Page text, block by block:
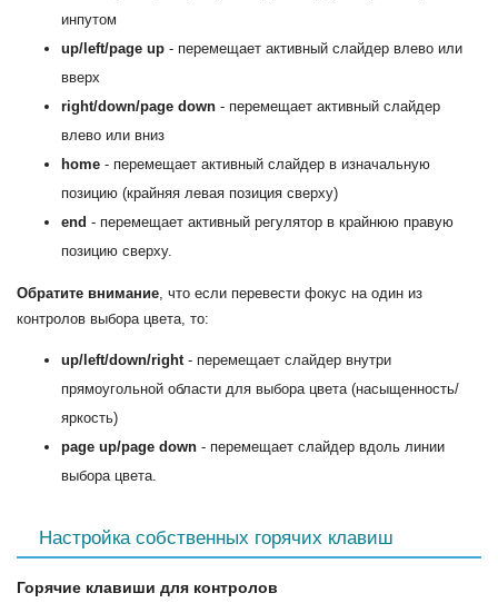
инпутом
up/left/page up - перемещает активный слайдер влево или
вверх
right/down/page down - перемещает активный слайдер
влево или вниз
home - перемещает активный слайдер в изначальную
позицию (крайняя левая позиция сверху)
end - перемещает активный регулятор в крайнюю правую
позицию сверху.
Обратите внимание , что если перевести фокус на один из
контролов выбора цвета, то:
up/left/down/right - перемещает слайдер внутри
прямоугольной области для выбора цвета (насыщенность/
яркость)
page up/page down - перемещает слайдер вдоль линии
выбора цвета.
Настройка собственных горячих клавиш
Горячие клавиши для контролов